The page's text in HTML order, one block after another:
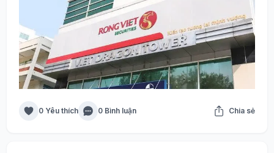
0 Yêu thích 0 Bình luận Chia sẻ